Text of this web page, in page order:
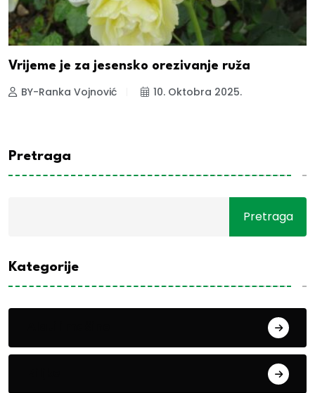
Vrijeme je za jesensko orezivanje ruža
BY-Ranka Vojnović 10. Oktobra 2025.
Pretraga
Pretraga
Kategorije